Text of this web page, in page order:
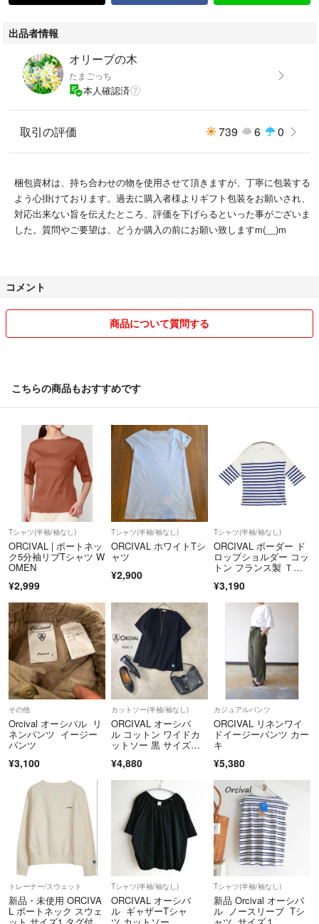
出品者情報
オリーブの木
たまごっち
本人確認済
取引の評価 739 6 0
梱包資材は、持ち合わせの物を使用させて頂きますが、丁寧に包装する
よう心掛けております。過去に購入者様よりギフト包装をお願いされ、
対応出来ない旨を伝えたところ、評価を下げらるといった事がございま
した。質問やご要望は、どうか購入の前にお願い致しますm(__)m
コメント
商品について質問する
こちらの商品もおすすめです
Tシャツ(半袖/袖なし)
ORCIVAL | ボートネッ
ク5分袖リブTシャツ W
OMEN
¥2,999
Tシャツ(半袖/袖なし)
ORCIVAL ホワイトTシ
ャツ
¥2,900
Tシャツ(半袖/袖なし)
ORCIVAL ボーダー ド
ロップショルダー コッ
トン フランス製 Ｔシ
イト ブルー レディー
バル【中古】6-0717S♪
¥3,190
その他
Orcival オーシバル リ
ネンパンツ イージー
パンツ
¥3,100
カットソー(半袖/袖なし)
ORCIVAL オーシバ
ル コットン ワイドカ
ットソー 黒 サイズ
¥4,880
カジュアルパンツ
ORCIVAL リネンワイ
ドイージーパンツ カー
キ
¥5,380
トレーナー/スウェット
新品・未使用 ORCIVA
L ボートネック スウェ
Tシャツ(半袖/袖なし)
ORCIVAL オーシバ
ル ギャザーTシャ
Tシャツ(半袖/袖なし)
新品 Orcival オーシバ
ル ノースリーブ Tシ